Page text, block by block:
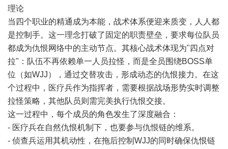
理论
当四个职业的精通成为本能，战术体系便迎来质变，人人都
是控制手。这一理念打破了固定的职责壁垒，要求每位队员
都成为仇恨网络中的主动节点。其核心战术体现为"四点对
拉"：队伍不再依赖单一人员拉怪，而是全员围绕BOSS单
位（如WJJ），通过交替攻击，形成动态的仇恨接力。在这
个过程中，医疗兵作为指挥者，需要根据战场形势实时调整
拉怪策略，其他队员则需完美执行仇恨交接。
这一过程中，每个成员的角色发生了深度融合：
- 医疗兵在自然仇恨机制下，也要参与仇恨链的维系。
- 侦查兵运用其机动性，在拖后控制WJJ的同时确保仇恨链